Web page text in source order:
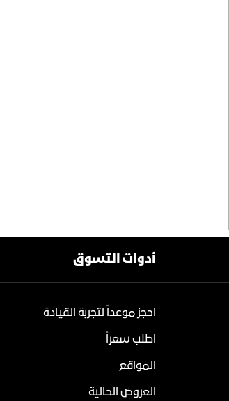
أدوات التسوق
احجز موعداً لتجربة القيادة
اطلب سعراً
المواقع
العروض الحالية